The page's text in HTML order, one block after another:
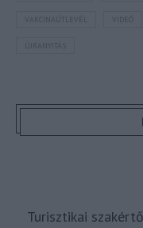
VAKCINAÚTLEVÉL
ÚJRANYITÁS
Turisztikai